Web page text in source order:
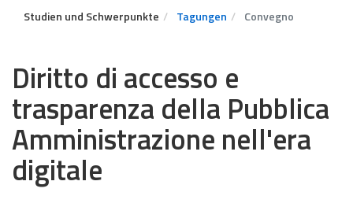
Studien und Schwerpunkte Tagungen Convegno
Diritto di accesso e
trasparenza della Pubblica
Amministrazione nell'era
digitale